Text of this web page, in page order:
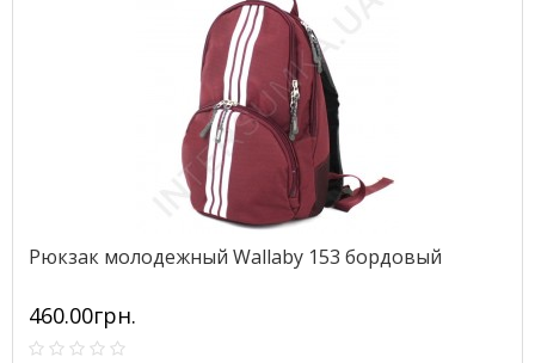
Рюкзак молодежный Wallaby 153 бордовый
460.00грн.